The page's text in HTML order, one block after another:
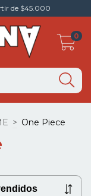
de $45.000
0
> One Piece